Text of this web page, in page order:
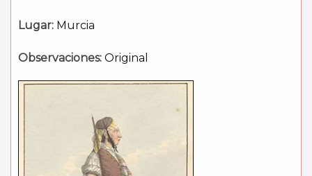
Lugar: Murcia
Observaciones: Original